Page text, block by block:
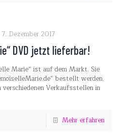
7. Dezember 2017
DVD jetzt lieferbar!
Marie“ ist auf dem Markt. Sie
bestellt werden.
Verkaufsstellen in
Mehr erfahren